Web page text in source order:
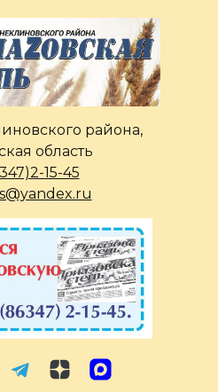
района,
область
15-45